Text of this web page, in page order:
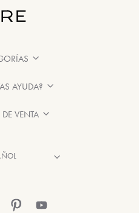
AYUDA?
VENTA